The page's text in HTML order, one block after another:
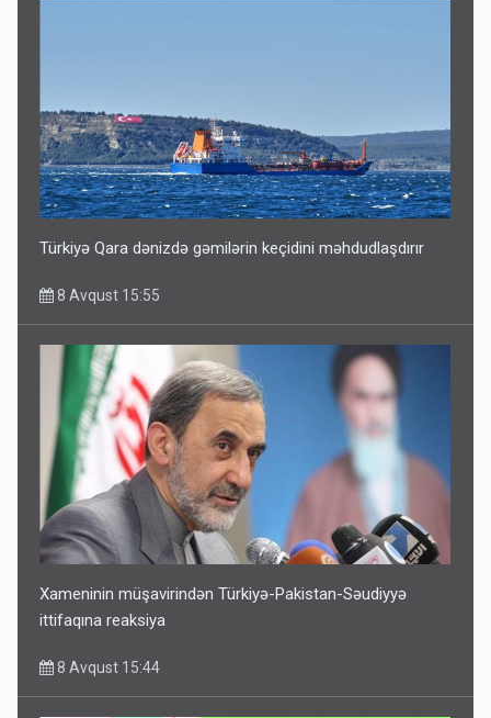
Türkiyə Qara dənizdə gəmilərin keçidini məhdudlaşdırır
8 Avqust 15:55
Xameninin müşavirindən Türkiyə-Pakistan-Səudiyyə
ittifaqına reaksiya
8 Avqust 15:44